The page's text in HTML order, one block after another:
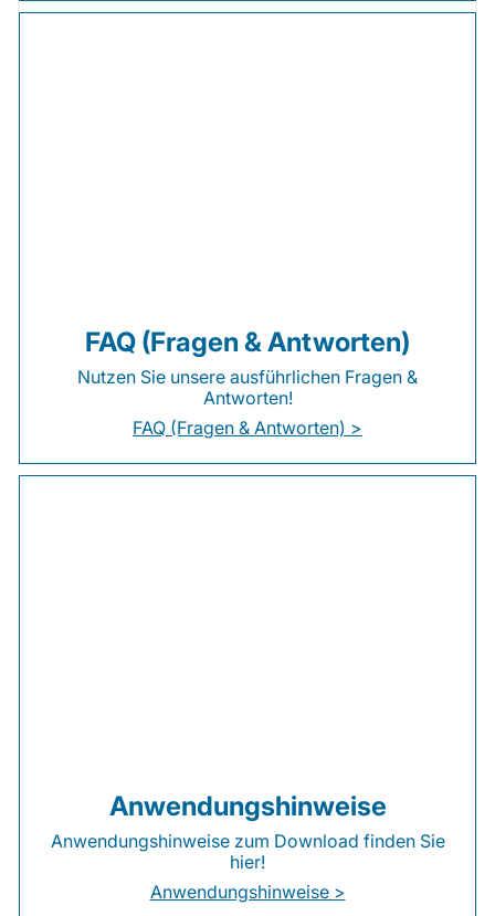
FAQ (Fragen & Antworten)
Nutzen Sie unsere ausführlichen Fragen &
Antworten!
FAQ (Fragen & Antworten) >
Anwendungshinweise
Anwendungshinweise zum Download finden Sie
hier!
Anwendungshinweise >